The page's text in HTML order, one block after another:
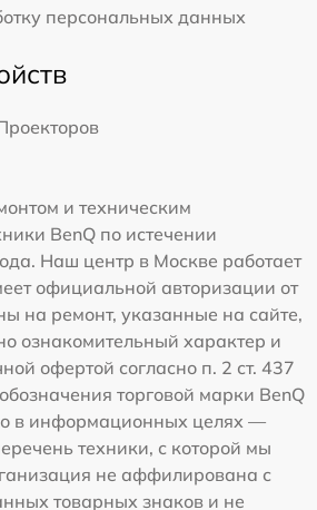
персональных данных
и техническим
BenQ по истечении
Наш центр в Москве работает
официальной авторизации от
на ремонт, указанные на сайте,
ознакомительный характер и
офертой согласно п. 2 ст. 437
торговой марки BenQ
в информационных целях —
техники, с которой мы
не аффилирована с
товарных знаков и не